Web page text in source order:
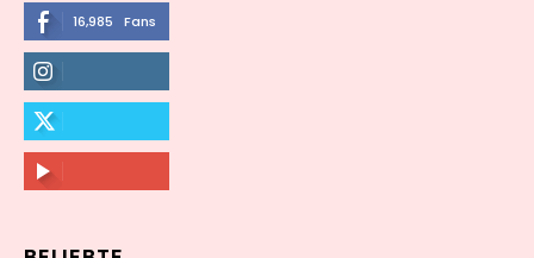
16,985 Fans
564,865 Followers
FOLLOW
2,458 Followers
FOLLOW
61,453 Subscribers